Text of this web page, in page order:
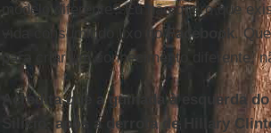
modelo diferente? Eu não quero que
vida consumindo lixo noFacebook.
para criar um conhecimento diferente,
Acredita que a guinada à esquerda
Silício, após a derrota de Hillary